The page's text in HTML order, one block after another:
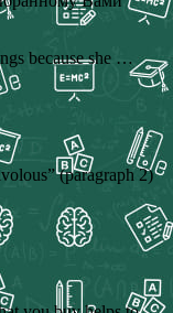
because she …
(paragraph 2)